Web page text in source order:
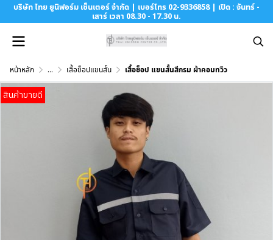
บริษัท ไทย ยูนิฟอร์ม เซ็นเตอร์ จำกัด | เบอร์โทร 02-9336858 | เปิด : จันทร์ -
เสาร์ เวลา 08.30 - 17.30 น.
หน้าหลัก ... เสื้อช็อปแขนสั้น เสื้อช็อป แขนสั้นสีกรม ผ้าคอมทวิว
สินค้าขายดี